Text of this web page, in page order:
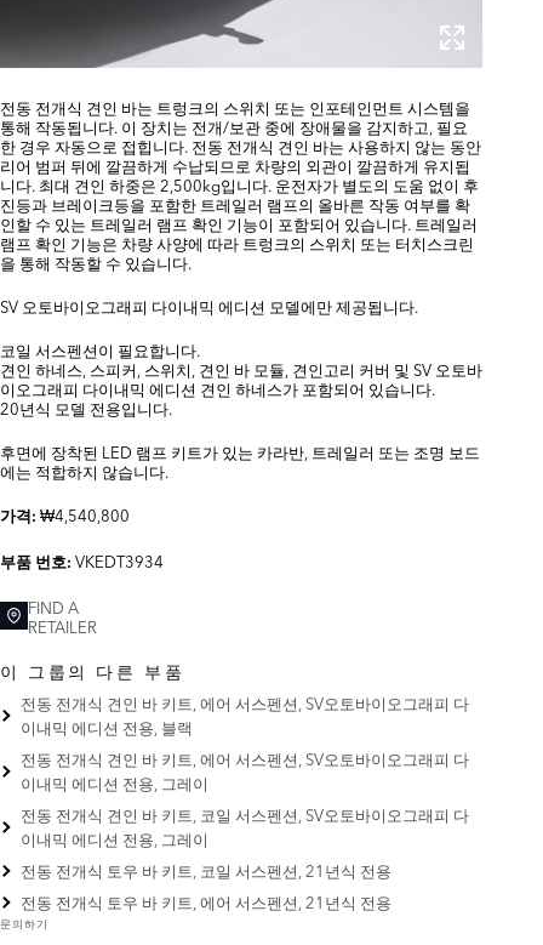
전동 전개식 견인 바는 트렁크의 스위치 또는 인포테인먼트 시스템을
통해 작동됩니다. 이 장치는 전개/보관 중에 장애물을 감지하고, 필요
한 경우 자동으로 접힙니다. 전동 전개식 견인 바는 사용하지 않는 동안
리어 범퍼 뒤에 깔끔하게 수납되므로 차량의 외관이 깔끔하게 유지됩
니다. 최대 견인 하중은 2,500kg입니다. 운전자가 별도의 도움 없이 후
진등과 브레이크등을 포함한 트레일러 램프의 올바른 작동 여부를 확
인할 수 있는 트레일러 램프 확인 기능이 포함되어 있습니다. 트레일러
램프 확인 기능은 차량 사양에 따라 트렁크의 스위치 또는 터치스크린
을 통해 작동할 수 있습니다.
SV 오토바이오그래피 다이내믹 에디션 모델에만 제공됩니다.
코일 서스펜션이 필요합니다.
견인 하네스, 스피커, 스위치, 견인 바 모듈, 견인고리 커버 및 SV 오토바
이오그래피 다이내믹 에디션 견인 하네스가 포함되어 있습니다.
20년식 모델 전용입니다.
후면에 장착된 LED 램프 키트가 있는 카라반, 트레일러 또는 조명 보드
에는 적합하지 않습니다.
가격: ₩4,540,800
부품 번호: VKEDT3934
FIND A
RETAILER
이 그룹의 다른 부품
전동 전개식 견인 바 키트, 에어 서스펜션, SV오토바이오그래피 다
이내믹 에디션 전용, 블랙
전동 전개식 견인 바 키트, 에어 서스펜션, SV오토바이오그래피 다
이내믹 에디션 전용, 그레이
전동 전개식 견인 바 키트, 코일 서스펜션, SV오토바이오그래피 다
이내믹 에디션 전용, 그레이
전동 전개식 토우 바 키트, 코일 서스펜션, 21년식 전용
전동 전개식 토우 바 키트, 에어 서스펜션, 21년식 전용
문의하기